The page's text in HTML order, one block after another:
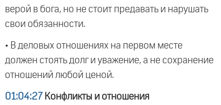
верой в бога, но не стоит предавать и нарушать
свои обязанности.
• В деловых отношениях на первом месте
должен стоять долг и уважение, а не сохранение
отношений любой ценой.
01:04:27 Конфликты и отношения